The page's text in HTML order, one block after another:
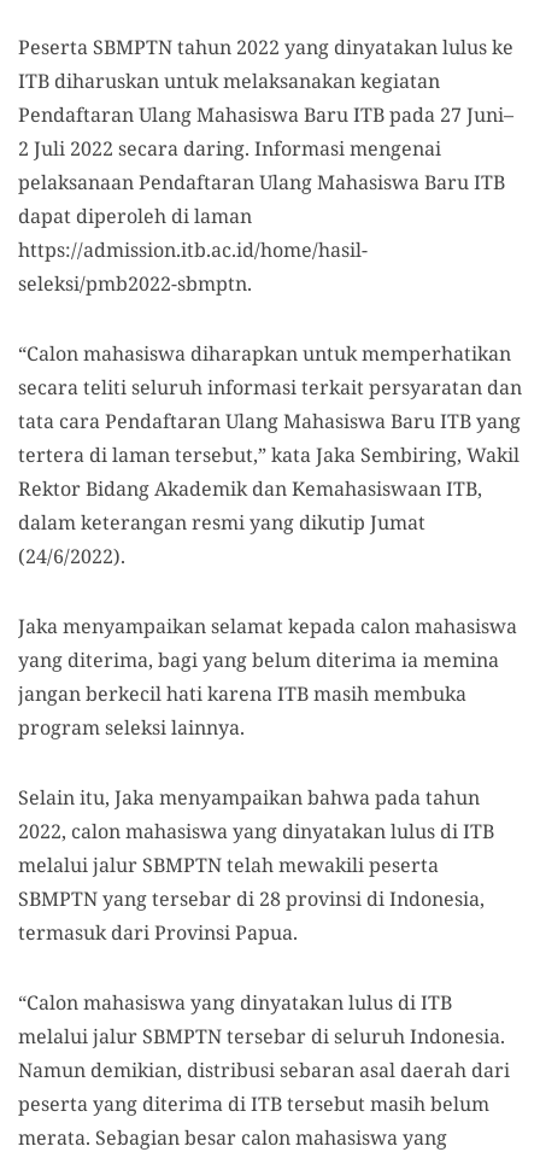
Peserta SBMPTN tahun 2022 yang dinyatakan lulus ke
ITB diharuskan untuk melaksanakan kegiatan
Pendaftaran Ulang Mahasiswa Baru ITB pada 27 Juni–
2 Juli 2022 secara daring. Informasi mengenai
pelaksanaan Pendaftaran Ulang Mahasiswa Baru ITB
dapat diperoleh di laman
https://admission.itb.ac.id/home/hasil-
seleksi/pmb2022-sbmptn.
“Calon mahasiswa diharapkan untuk memperhatikan
secara teliti seluruh informasi terkait persyaratan dan
tata cara Pendaftaran Ulang Mahasiswa Baru ITB yang
tertera di laman tersebut,” kata Jaka Sembiring, Wakil
Rektor Bidang Akademik dan Kemahasiswaan ITB,
dalam keterangan resmi yang dikutip Jumat
(24/6/2022).
Jaka menyampaikan selamat kepada calon mahasiswa
yang diterima, bagi yang belum diterima ia memina
jangan berkecil hati karena ITB masih membuka
program seleksi lainnya.
Selain itu, Jaka menyampaikan bahwa pada tahun
2022, calon mahasiswa yang dinyatakan lulus di ITB
melalui jalur SBMPTN telah mewakili peserta
SBMPTN yang tersebar di 28 provinsi di Indonesia,
termasuk dari Provinsi Papua.
“Calon mahasiswa yang dinyatakan lulus di ITB
melalui jalur SBMPTN tersebar di seluruh Indonesia.
Namun demikian, distribusi sebaran asal daerah dari
peserta yang diterima di ITB tersebut masih belum
merata. Sebagian besar calon mahasiswa yang